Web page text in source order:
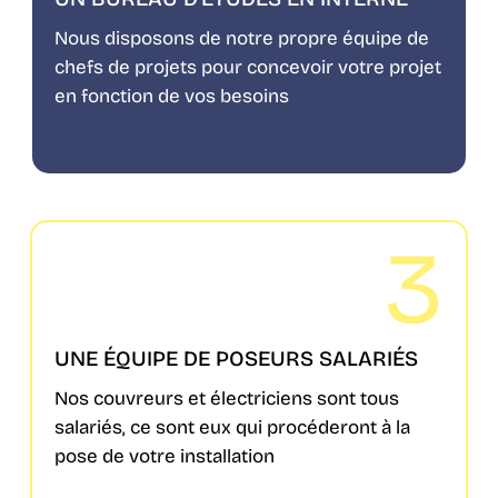
Nous disposons de notre propre équipe de
chefs de projets pour concevoir votre projet
en fonction de vos besoins
3
UNE ÉQUIPE DE POSEURS SALARIÉS
Nos couvreurs et électriciens sont tous
salariés, ce sont eux qui procéderont à la
pose de votre installation